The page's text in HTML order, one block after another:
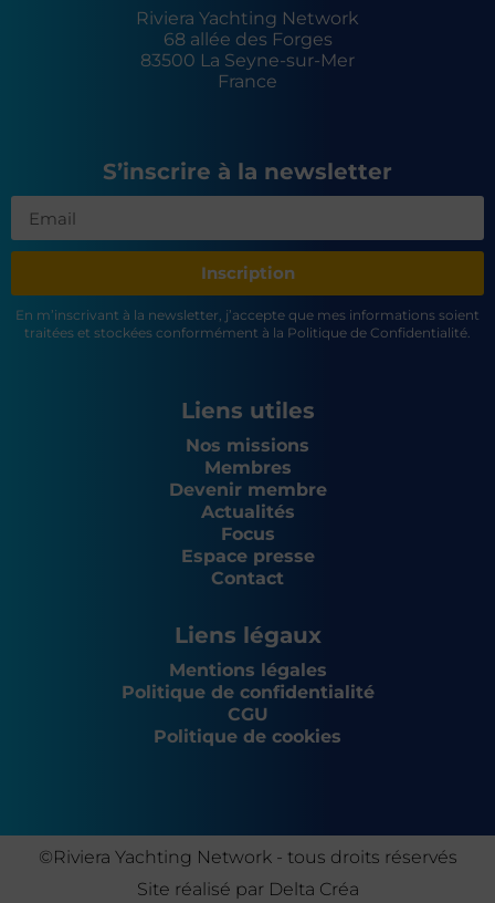
Riviera Yachting Network
68 allée des Forges
83500 La Seyne-sur-Mer
France
S’inscrire à la newsletter
Inscription
En m’inscrivant à la newsletter, j’accepte que mes informations soient
traitées et stockées conformément à la Politique de Confidentialité.
Liens utiles
Nos missions
Membres
Devenir membre
Actualités
Focus
Espace presse
Contact
Liens légaux
Mentions légales
Politique de confidentialité
CGU
Politique de cookies
©Riviera Yachting Network - tous droits réservés
Site réalisé par Delta Créa